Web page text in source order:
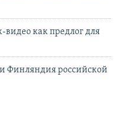
как предлог для
Финляндия российской